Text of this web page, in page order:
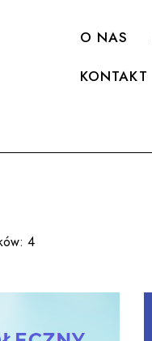
O NAS
KONTAKT
4